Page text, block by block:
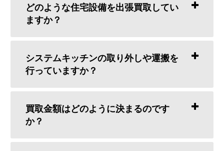
どのような住宅設備を出張買取してい
ますか？
システムキッチンの取り外しや運搬を
行っていますか？
買取金額はどのように決まるのです
か？